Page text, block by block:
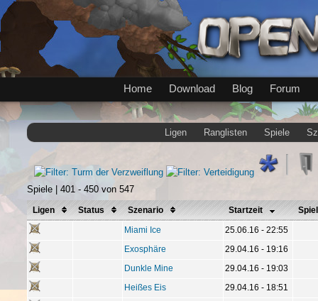
Home Download Blog Forum
Ligen Ranglisten Spiele
Spiele | 401 - 450 von 547
Ligen Status Szenario Startzeit
Miami Ice
25.06.16 - 22:55
Exosphäre
29.04.16 - 19:16
Dunkle Mine
29.04.16 - 19:03
Heißes Eis
29.04.16 - 18:51